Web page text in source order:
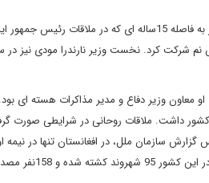
حسن روحانی ملاقات سه روزه ای را در تاریخ 15 فوریه از هند به عمل آورد. این دیدار به فاصله 15ساله ای که در
وزیر دفاع و مدیر مذاکرات هسته ای بود.
کشور داشت. ملاقات روحانی در شرایطی صورت
سازمان ملل، در افغانستان تنها در نیمه
2017 بیش از 1662 شهروند کشته شده و 3581 نفر مصدوم شده اند. در